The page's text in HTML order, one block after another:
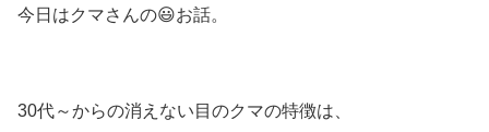
今日はクマさんの😃お話。
30代～からの消えない目のクマの特徴は、